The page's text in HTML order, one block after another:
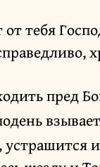
тебя
пред
устрашится